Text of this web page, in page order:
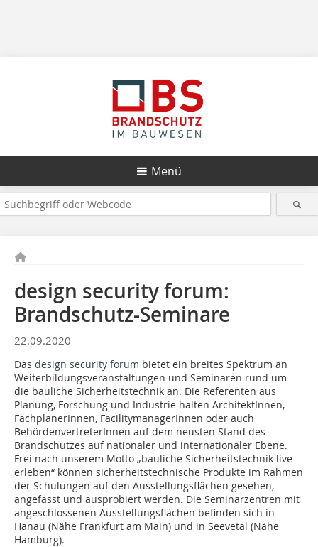
Menü
design security forum:
Brandschutz-Seminare
22.09.2020
Das design security forum bietet ein breites Spektrum an
Weiterbildungsveranstaltungen und Seminaren rund um
die bauliche Sicherheitstechnik an. Die Referenten aus
Planung, Forschung und Industrie halten ArchitektInnen,
FachplanerInnen, FacilitymanagerInnen oder auch
BehördenvertreterInnen auf dem neusten Stand des
Brandschutzes auf nationaler und internationaler Ebene.
Frei nach unserem Motto „bauliche Sicherheitstechnik live
erleben“ können sicherheitstechnische Produkte im Rahmen
der Schulungen auf den Ausstellungsflächen gesehen,
angefasst und ausprobiert werden. Die Seminarzentren mit
angeschlossenen Ausstellungsflächen befinden sich in
Hanau (Nähe Frankfurt am Main) und in Seevetal (Nähe
Hamburg).